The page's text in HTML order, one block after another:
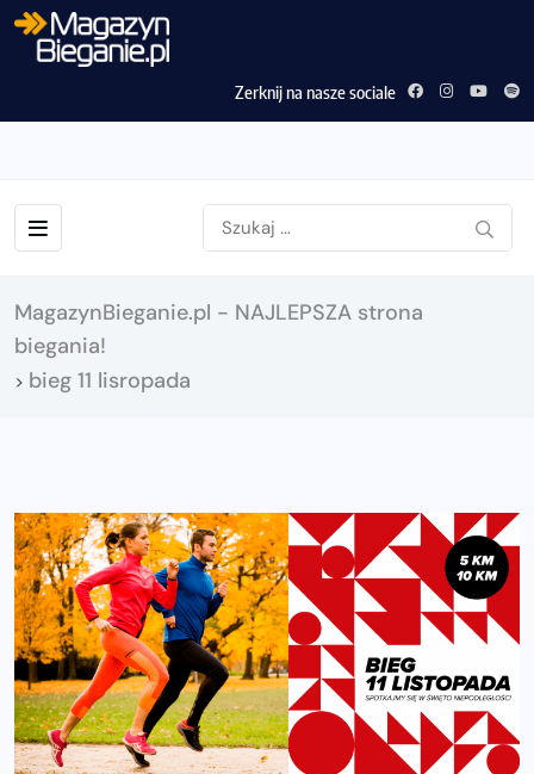
Zerknij na nasze sociale
MagazynBieganie.pl - NAJLEPSZA strona
biegania!
> bieg 11 lisropada